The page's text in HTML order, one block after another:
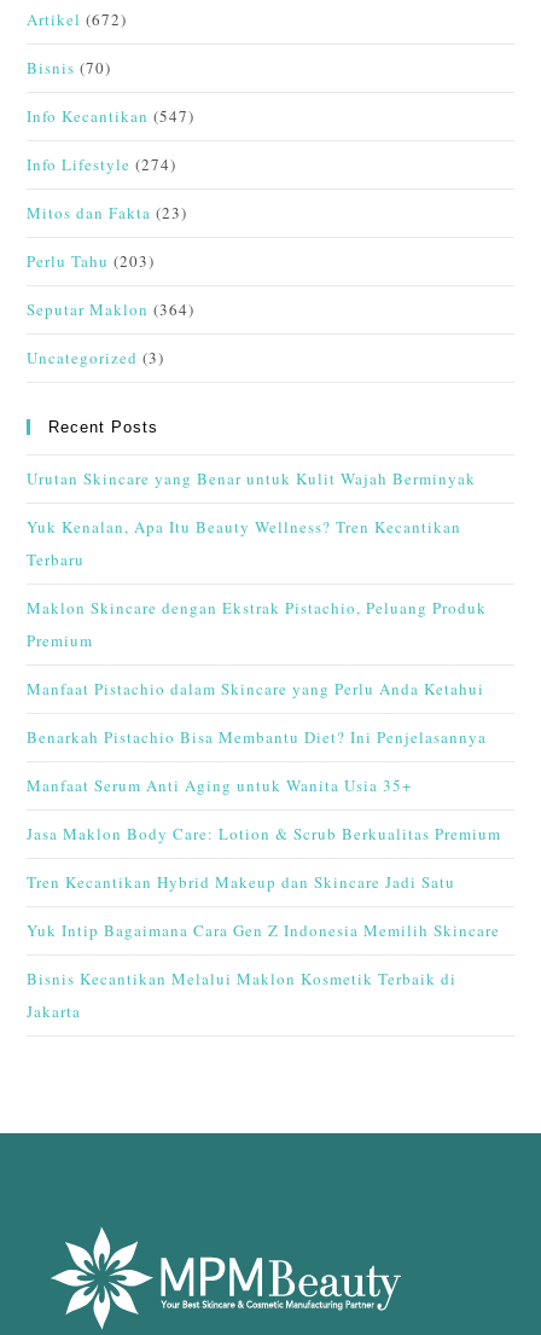
Artikel (672)
Bisnis (70)
Info Kecantikan (547)
Info Lifestyle (274)
Mitos dan Fakta (23)
Perlu Tahu (203)
Seputar Maklon (364)
Uncategorized (3)
Recent Posts
Urutan Skincare yang Benar untuk Kulit Wajah Berminyak
Yuk Kenalan, Apa Itu Beauty Wellness? Tren Kecantikan
Terbaru
Maklon Skincare dengan Ekstrak Pistachio, Peluang Produk
Premium
Manfaat Pistachio dalam Skincare yang Perlu Anda Ketahui
Benarkah Pistachio Bisa Membantu Diet? Ini Penjelasannya
Manfaat Serum Anti Aging untuk Wanita Usia 35+
Jasa Maklon Body Care: Lotion & Scrub Berkualitas Premium
Tren Kecantikan Hybrid Makeup dan Skincare Jadi Satu
Yuk Intip Bagaimana Cara Gen Z Indonesia Memilih Skincare
Bisnis Kecantikan Melalui Maklon Kosmetik Terbaik di
Jakarta